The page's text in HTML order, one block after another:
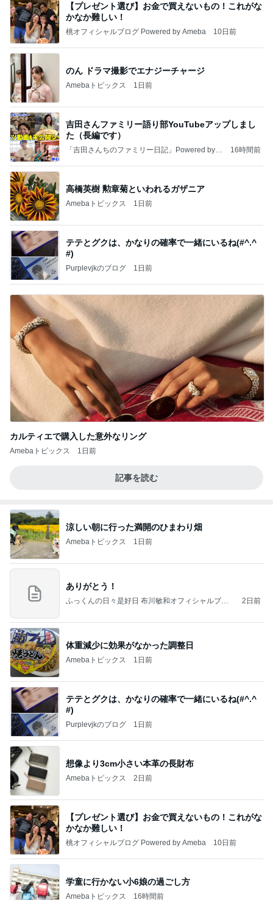
【プレゼント選び】お金で買えないもの！これがな
かなか難しい！
桃オフィシャルブログ Powered by Ameba 10日前
のん ドラマ撮影でエナジーチャージ
Amebaトピックス 1日前
吉田さんファミリー語り部YouTubeアップしまし
た（長編です）
「吉田さんちのファミリー日記」Powered by A
16時間前
高橋英樹 勲章菊といわれるガザニア
Amebaトピックス 1日前
テテとグクは、かなりの確率で一緒にいるね(#^.^
#)
Purplevjkのブログ 1日前
カルティエで購入した意外なリング
Amebaトピックス 1日前
記事を読む
涼しい朝に行った満開のひまわり畑
Amebaトピックス 1日前
ありがとう！
ふっくんの日々是好日 布川敏和オフィシャルブロ
2日前
体重減少に効果がなかった調整日
Amebaトピックス 1日前
テテとグクは、かなりの確率で一緒にいるね(#^.^
#)
Purplevjkのブログ 1日前
想像より3cm小さい本革の長財布
Amebaトピックス 2日前
【プレゼント選び】お金で買えないもの！これがな
かなか難しい！
桃オフィシャルブログ Powered by Ameba 10日前
学童に行かない小6娘の過ごし方
Amebaトピックス 16時間前